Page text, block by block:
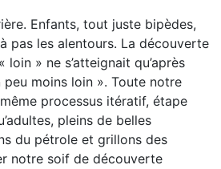
Enfants, tout juste bipèdes,
pas les alentours. La découverte
» ne s’atteignait qu’après
moins loin ». Toute notre
processus itératif, étape
pleins de belles
du pétrole et grillons des
notre soif de découverte